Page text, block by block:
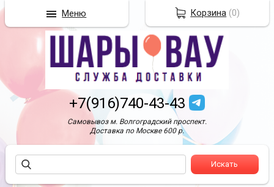
+7(916)740-43-43
Самовывоз м. Волгоградский проспект.
Доставка по Москве 600 р.
Корзина (0)
Меню